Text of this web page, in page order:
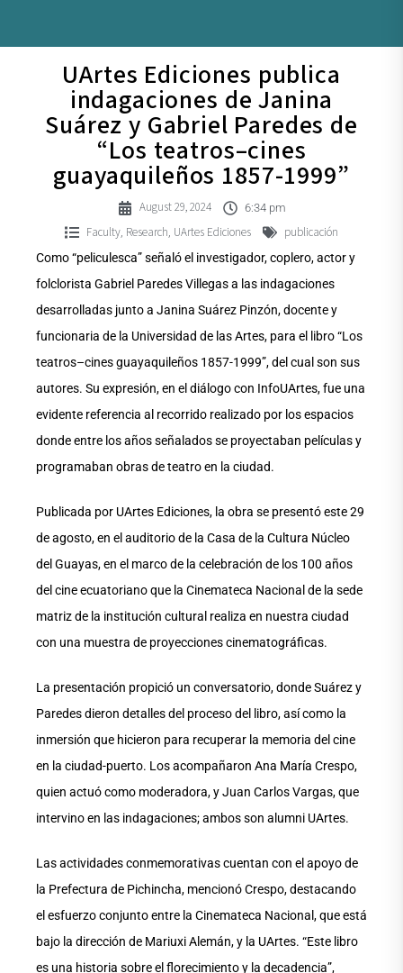
UArtes Ediciones publica
indagaciones de Janina
Suárez y Gabriel Paredes de
“Los teatros–cines
guayaquileños 1857-1999”
August 29, 2024 6:34 pm
Faculty, Research, UArtes Ediciones publicación
Como “peliculesca” señaló el investigador, coplero, actor y
folclorista Gabriel Paredes Villegas a las indagaciones
desarrolladas junto a Janina Suárez Pinzón, docente y
funcionaria de la Universidad de las Artes, para el libro “Los
teatros–cines guayaquileños 1857-1999”, del cual son sus
autores. Su expresión, en el diálogo con InfoUArtes, fue una
evidente referencia al recorrido realizado por los espacios
donde entre los años señalados se proyectaban películas y
programaban obras de teatro en la ciudad.
Publicada por UArtes Ediciones, la obra se presentó este 29
de agosto, en el auditorio de la Casa de la Cultura Núcleo
del Guayas, en el marco de la celebración de los 100 años
del cine ecuatoriano que la Cinemateca Nacional de la sede
matriz de la institución cultural realiza en nuestra ciudad
con una muestra de proyecciones cinematográficas.
La presentación propició un conversatorio, donde Suárez y
Paredes dieron detalles del proceso del libro, así como la
inmersión que hicieron para recuperar la memoria del cine
en la ciudad-puerto. Los acompañaron Ana María Crespo,
quien actuó como moderadora, y Juan Carlos Vargas, que
intervino en las indagaciones; ambos son alumni UArtes.
Las actividades conmemorativas cuentan con el apoyo de
la Prefectura de Pichincha, mencionó Crespo, destacando
el esfuerzo conjunto entre la Cinemateca Nacional, que está
bajo la dirección de Mariuxi Alemán, y la UArtes. “Este libro
es una historia sobre el florecimiento y la decadencia”,